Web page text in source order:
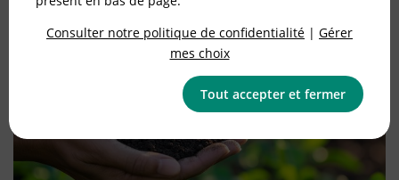
Consulter notre politique de confidentialité | Gérer
mes choix
Tout accepter et fermer